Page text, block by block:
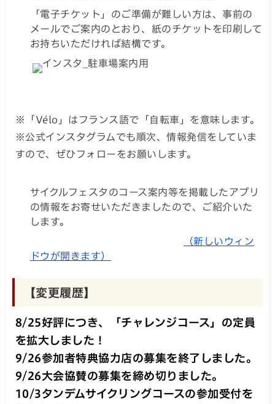
「電子チケット」のご準備が難しい方は、事前の
メールでご案内のとおり、紙のチケットを印刷して
お持ちいただければ結構です。
※「Vélo」はフランス語で「自転車」を意味します。
※公式インスタグラムでも順次、情報発信をしていま
すので、ぜひフォローをお願いします。
サイクルフェスタのコース案内等を掲載したアプリ
の情報をお寄せいただきましたので、ご紹介いた
します。
（新しいウィン
ドウが開きます）
【変更履歴】
8/25好評につき、「チャレンジコース」の定員
を拡大しました！
9/26参加者特典協力店の募集を終了しました。
9/26大会協賛の募集を締め切りました。
10/3タンデムサイクリングコースの参加受付を